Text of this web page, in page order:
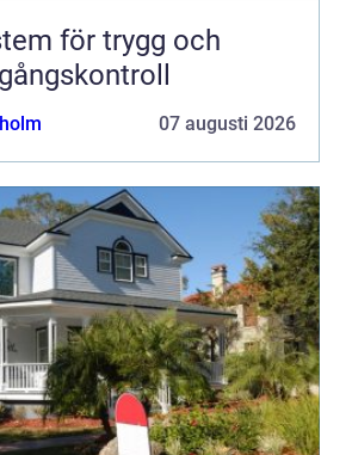
för trygg och
07 augusti 2026